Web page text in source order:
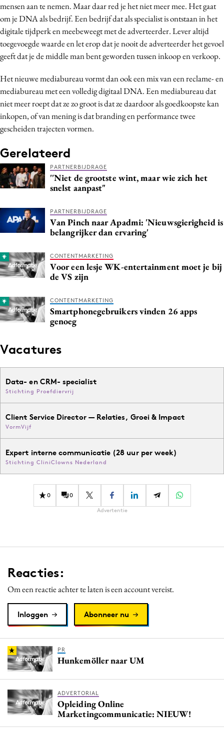
mensen aan te nemen. Maar daar red je het niet meer mee. Het gaat
om je DNA als bedrijf. Een bedrijf dat als specialist is ontstaan in het
digitale tijdperk en meebeweegt met de adverteerder. Lever altijd
toegevoegde waarde en let erop dat je nooit de adverteerder het gevoel
geeft dat je de middle man bent geworden tussen inkoop en verkoop.
Het nieuwe mediabureau vormt dan ook een mix van een reclame- en
mediabureau met een volledig digitaal DNA. Een mediabureau dat
niet meer roept dat ze zo groot is dat ze daardoor als goedkoopste kan
inkopen, of van mening is dat branding en performance twee
gescheiden trajecten vormen.
Gerelateerd
PARTNERBIJDRAGE
''Niet de grootste wint, maar wie zich het
snelst aanpast"
PARTNERBIJDRAGE
Van Pinch naar Apadmi: 'Nieuwsgierigheid is
belangrijker dan ervaring'
CONTENTMARKETING
Voor een lesje WK-entertainment moet je bij
de VS zijn
CONTENTMARKETING
Smartphonegebruikers vinden 26 apps
genoeg
Vacatures
Data- en CRM- specialist
Stichting Proefdiervrij
Client Service Director — Relaties, Groei & Impact
VormVijf
Expert interne communicatie (28 uur per week)
Stichting CliniClowns Nederland
0 0
Advertentie
Reacties:
Om een reactie achter te laten is een account vereist.
Inloggen Abonneer nu
PR
Hunkemöller naar UM
ADVERTORIAL
Opleiding Online
Marketingcommunicatie: NIEUW!